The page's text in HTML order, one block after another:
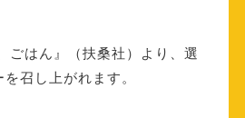
ごはん』（扶桑社）より、選
召し上がれます。